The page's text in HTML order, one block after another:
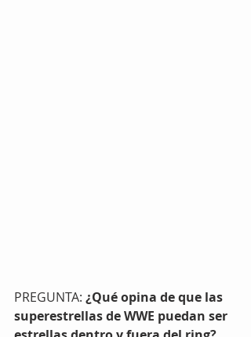
PREGUNTA: ¿Qué opina de que las
superestrellas de WWE puedan ser